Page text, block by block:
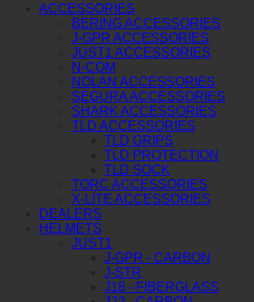
ACCESSORIES
BERING ACCESSORIES
J-GPR ACCESSORIES
JUST1 ACCESSORIES
N-COM
NOLAN ACCESSORIES
SEGURA ACCESSORIES
SHARK ACCESSORIES
TLD ACCESSORIES
TLD GRIPS
TLD PROTECTION
TLD SOCK
TORC ACCESSORIES
X-LITE ACCESSORIES
DEALERS
HELMETS
JUST1
J-GPR - CARBON
J-STR
J18 - FIBERGLASS